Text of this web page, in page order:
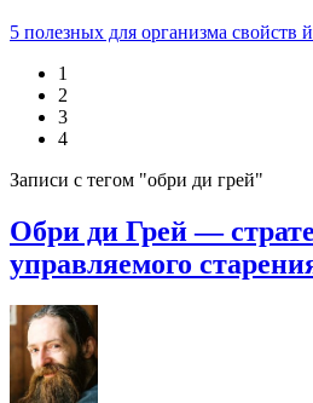
5 полезных для организма свойств
1
2
3
4
Записи с тегом "обри ди грей"
Обри ди Грей —
управляемого